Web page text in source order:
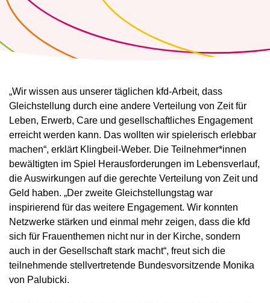
„Wir wissen aus unserer täglichen kfd-Arbeit, dass
Gleichstellung durch eine andere Verteilung von Zeit für
Leben, Erwerb, Care und gesellschaftliches Engagement
erreicht werden kann. Das wollten wir spielerisch erlebbar
machen“, erklärt Klingbeil-Weber. Die Teilnehmer*innen
bewältigten im Spiel Herausforderungen im Lebensverlauf,
die Auswirkungen auf die gerechte Verteilung von Zeit und
Geld haben. „Der zweite Gleichstellungstag war
inspirierend für das weitere Engagement. Wir konnten
Netzwerke stärken und einmal mehr zeigen, dass die kfd
sich für Frauenthemen nicht nur in der Kirche, sondern
auch in der Gesellschaft stark macht“, freut sich die
teilnehmende stellvertretende Bundesvorsitzende Monika
von Palubicki.